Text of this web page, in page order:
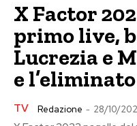
X Factor
primo live,
Lucrezia e
e
TV Redazione - 28/10/